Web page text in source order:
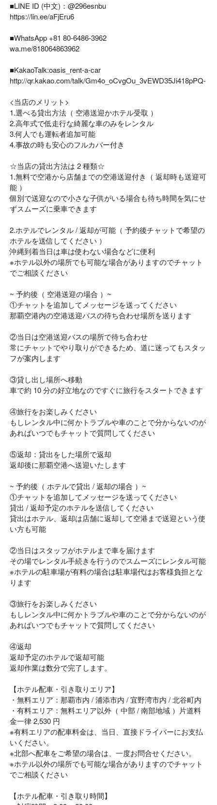
■LINE ID (中文)：@296esnbu
https://lin.ee/aFjEru6
■WhatsApp +81 80-6486-3962
wa.me/818064863962
■KakaoTalk:oasis_rent-a-car
http://qr.kakao.com/talk/Gm4o_oCvgOu_3vEWD35Ji418pPQ-
<当店のメリット>
1.選べる貸出方法（ 空港送迎かホテル受取 ）
2.高年式で低走行な綺麗な車のみをレンタル
3.何人でも運転者追加可能
4.事故の時も安心のフルカバー付き
☆当店の貸出方法は 2 種類☆
1.無料で空港から店舗までの空港送迎付き（ 返却時も送迎可
能 ）
個別で送迎なので小さな子供がいる場合も待ち時間を気にせ
ずスムーズに乗車できます
2.ホテルでレンタル / 返却が可能（ 予約後チャットで希望の
ホテルを送信してください ）
沖縄到着当日は車は使わない場合などに便利
※ホテル以外の場所でも可能な場合がありますのでチャット
でご相談ください
~ 予約後（ 空港送迎の場合 ）~
①チャットを追加してメッセージを送ってください
那覇空港内の空港送迎バスの待ち合わせ場所を送ります
②当日は空港送迎バスの場所で待ち合わせ
常にチャットでやり取りができるため、道に迷ってもスタッ
フが案内します
③貸し出し場所へ移動
車で約 10 分の好立地なのですぐに旅行をスタートできます
④旅行をお楽しみください
もしレンタル中に何かトラブルや車のことで分からないのが
あればいつでもチャットで質問してください
⑤返却：貸出をした場所で返却
返却後に那覇空港へ送迎いたします
~ 予約後（ ホテルで貸出 / 返却の場合 ）~
①チャットを追加してメッセージを送ってください
貸出 / 返却予定のホテルを送信してください
貸出はホテル、返却は店舗に返却して空港まで送迎という使
い方も可能
②当日はスタッフがホテルまで車を届けます
その場でレンタル手続きを行うのでスムーズにレンタル可能
※ホテルの駐車場が有料の場合は駐車場代はお客様負担とな
ります
③旅行をお楽しみください
もしレンタル中に何かトラブルや車のことで分からないのが
あればいつでもチャットで質問してください
④返却
返却予定のホテルで返却可能
返却作業は数分で完了します。
【ホテル配車・引き取りエリア】
・無料エリア：那覇市内 / 浦添市内 / 宜野湾市内 / 北谷町内
・有料エリア：無料エリア以外（ 中部 / 南部地域 ）片道料
金一律 2,530 円
※有料エリアの配車料金は、当日、直接ドライバーにお支払
いください。
※北部へ配車をご希望の場合は、一度お問合せください。
※ホテル以外の場所でも可能な場合がありますのでチャット
でご相談ください
【ホテル配車・引き取り時間】